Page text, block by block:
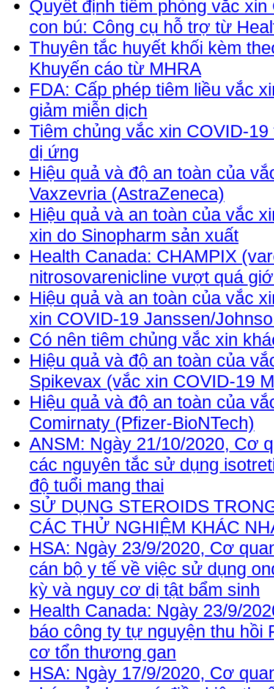
Quyết định tiêm phòng vắc
con bú: Công cụ hỗ trợ từ
Thuyên tắc huyết khối kèm
Khuyến cáo từ MHRA
FDA: Cấp phép tiêm liều vắc
giảm miễn dịch
Tiêm chủng vắc xin COVID-
dị ứng
Hiệu quả và độ an toàn của
Vaxzevria (AstraZeneca)
Hiệu quả và an toàn của vắc
xin do Sinopharm sản xuất
Health Canada: CHAMPIX
nitrosovarenicline vượt quá
Hiệu quả và an toàn của vắc
xin COVID-19 Janssen/
Có nên tiêm chủng vắc xin
Hiệu quả và độ an toàn của
Spikevax (vắc xin COVID-19
Hiệu quả và độ an toàn của
Comirnaty (Pfizer-BioNTech)
ANSM: Ngày 21/10/2020, Cơ
các nguyên tắc sử dụng
độ tuổi mang thai
SỬ DỤNG STEROIDS
CÁC THỬ NGHIỆM KHÁC
HSA: Ngày 23/9/2020, Cơ
cán bộ y tế về việc sử dụng
kỳ và nguy cơ dị tật bẩm sinh
Health Canada: Ngày 23/9/
báo công ty tự nguyện thu hồi
cơ tổn thương gan
HSA: Ngày 17/9/2020, Cơ